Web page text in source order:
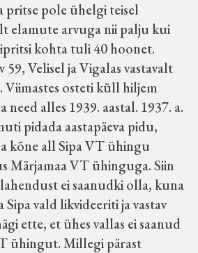
pritse pole ühelgi teisel
elamute arvuga nii palju kui
kohta tuli 40 hoonet.
59, Velisel ja Vigalas vastavalt
Viimastes osteti küll hiljem
alles 1939. aastal. 1937. a.
pidada aastapäeva pidu,
kõne all Sipa VT ühingu
Märjamaa VT ühinguga. Siin
ei saanudki olla, kuna
vald likvideeriti ja vastav
ette, et ühes vallas ei saanud
ühingut. Millegi pärast